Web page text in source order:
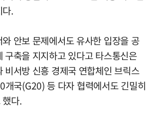
.
안보 문제에서도 유사한 입장을 공
구축을 지지하고 있다고 타스통신은
비서방 신흥 경제국 연합체인 브릭스
개국(G20) 등 다자 협력에서도 긴밀히
다.